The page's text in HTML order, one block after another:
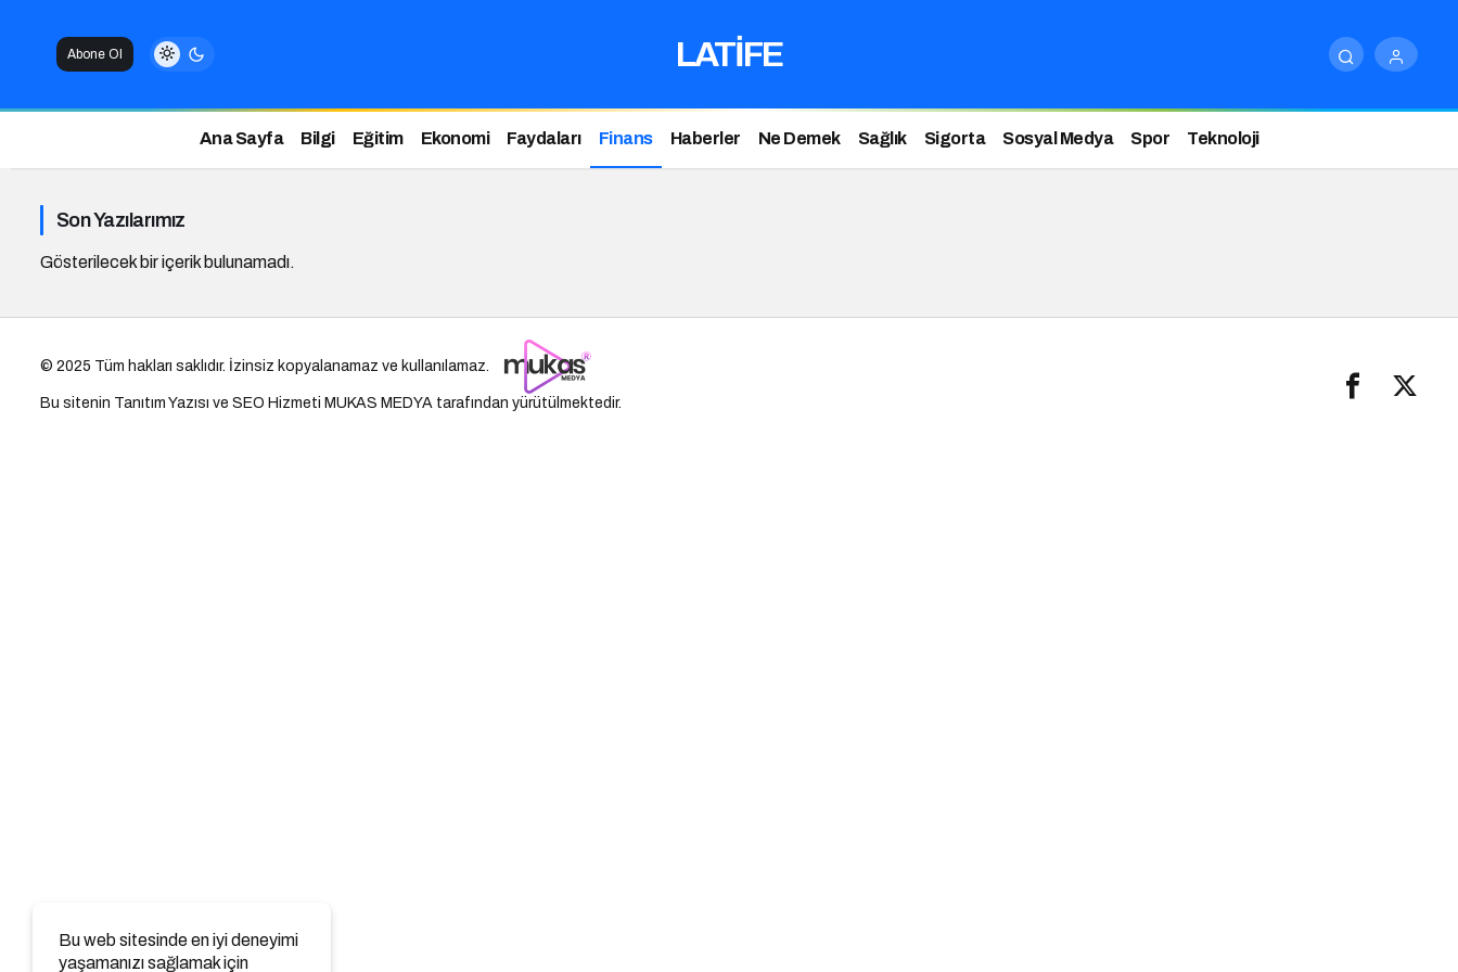
Abone Ol LATİFE
Ana Sayfa Bilgi Eğitim Ekonomi Faydaları Finans Haberler Ne Demek Sağlık Sigorta Sosyal Medya Spor Teknoloji
Son Yazılarımız
Gösterilecek bir içerik bulunamadı.
Bu web sitesinde en iyi deneyimi
yaşamanızı sağlamak için
© 2025 Tüm hakları saklıdır. İzinsiz kopyalanamaz ve kullanılamaz.
Bu sitenin Tanıtım Yazısı ve SEO Hizmeti MUKAS MEDYA tarafından yürütülmektedir.